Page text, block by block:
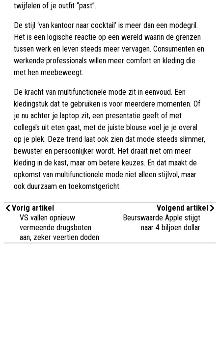
twijfelen of je outfit “past”.
De stijl ‘van kantoor naar cocktail’ is meer dan een modegril.
Het is een logische reactie op een wereld waarin de grenzen
tussen werk en leven steeds meer vervagen. Consumenten en
werkende professionals willen meer comfort en kleding die
met hen meebeweegt.
De kracht van multifunctionele mode zit in eenvoud. Een
kledingstuk dat te gebruiken is voor meerdere momenten. Of
je nu achter je laptop zit, een presentatie geeft of met
collega's uit eten gaat, met de juiste blouse voel je je overal
op je plek. Deze trend laat ook zien dat mode steeds slimmer,
bewuster en persoonlijker wordt. Het draait niet om meer
kleding in de kast, maar om betere keuzes. En dat maakt de
opkomst van multifunctionele mode niet alleen stijlvol, maar
ook duurzaam en toekomstgericht.
Vorig artikel
VS vallen opnieuw
vermeende drugsboten
aan, zeker veertien doden
Volgend artikel
Beurswaarde Apple stijgt
naar 4 biljoen dollar